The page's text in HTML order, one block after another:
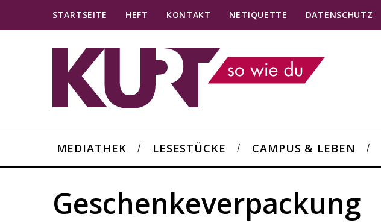
STARTSEITE HEFT KONTAKT NETIQUETTE DATENSCHUTZ
MEDIATHEK LESESTÜCKE CAMPUS & LEBEN
Geschenkeverpackung